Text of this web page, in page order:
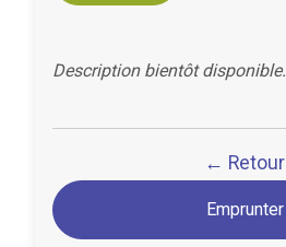
Description bientôt disponible.
← Retour
Emprunter